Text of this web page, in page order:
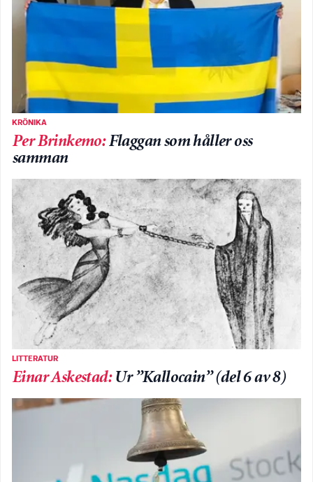
KRÖNIKA
Per Brinkemo:Flaggan som håller oss
samman
LITTERATUR
Einar Askestad: Ur ”Kallocain” (del 6 av 8)